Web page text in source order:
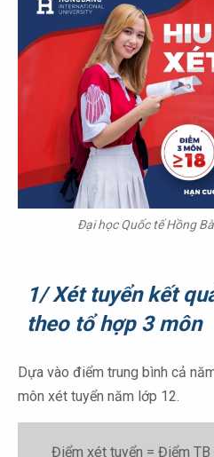
Đại học Quốc tế Hồng
1/ Xét tuyển kết
theo tổ hợp 3 môn
Dựa vào điểm trung bình cả
môn xét tuyển năm lớp 12.
Điểm xét tuyển = Điểm